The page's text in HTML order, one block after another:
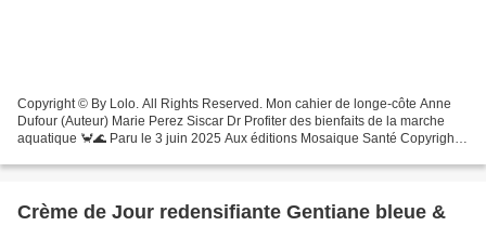
Copyright © By Lolo. All Rights Reserved. Mon cahier de longe-côte Anne
Dufour (Auteur) Marie Perez Siscar Dr Profiter des bienfaits de la marche
aquatique 🦀🌊 Paru le 3 juin 2025 Aux éditions Mosaique Santé Copyright
Crème de Jour redensifiante Gentiane bleue &